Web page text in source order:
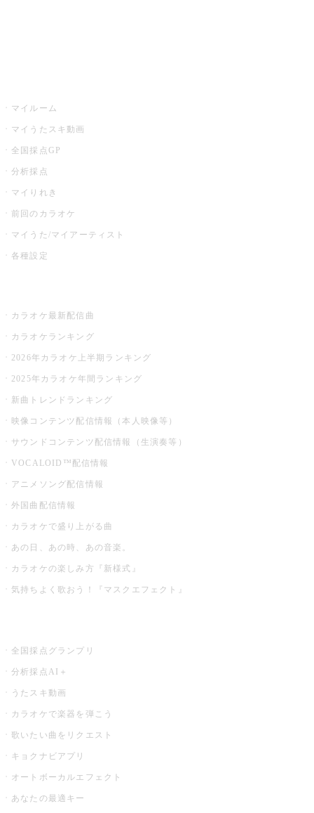
マイルーム
マイうたスキ動画
全国採点GP
分析採点
マイりれき
前回のカラオケ
マイうた/マイアーティスト
各種設定
カラオケ最新配信曲
カラオケランキング
2026年カラオケ上半期ランキング
2025年カラオケ年間ランキング
新曲トレンドランキング
映像コンテンツ配信情報（本人映像等）
サウンドコンテンツ配信情報（生演奏等）
VOCALOID™配信情報
アニメソング配信情報
外国曲配信情報
カラオケで盛り上がる曲
あの日、あの時、あの音楽。
カラオケの楽しみ方『新様式』
気持ちよく歌おう！『マスクエフェクト』
全国採点グランプリ
分析採点AI＋
うたスキ動画
カラオケで楽器を弾こう
歌いたい曲をリクエスト
キョクナビアプリ
オートボーカルエフェクト
あなたの最適キー